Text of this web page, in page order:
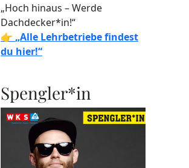
„Hoch hinaus – Werde
Dachdecker*in!“
👉 „Alle Lehrbetriebe findest
du hier!“
Spengler*in